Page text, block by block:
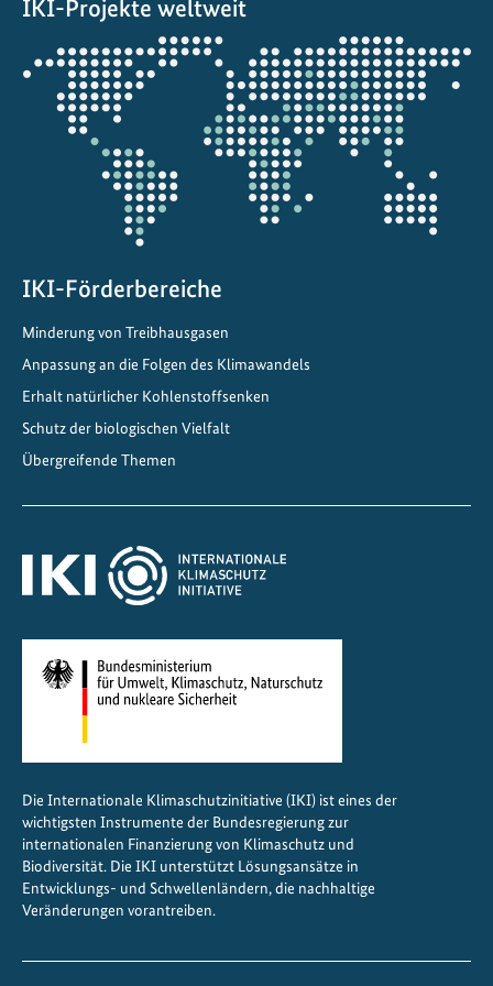
t
a
r
t
e
IKI-Projekte weltweit
Öffnet
die
Projektkarte
IKI-Förderbereiche
Minderung von Treibhausgasen
Anpassung an die Folgen des Klimawandels
Erhalt natürlicher Kohlenstoffsenken
Schutz der biologischen Vielfalt
Übergreifende Themen
Die Internationale Klimaschutzinitiative (IKI) ist eines der
wichtigsten Instrumente der Bundesregierung zur
internationalen Finanzierung von Klimaschutz und
Biodiversität. Die IKI unterstützt Lösungsansätze in
Entwicklungs- und Schwellenländern, die nachhaltige
Veränderungen vorantreiben.